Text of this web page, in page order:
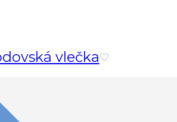
vlečka